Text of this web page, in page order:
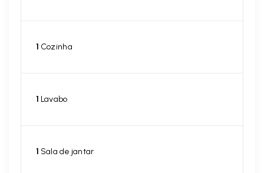
1 Cozinha
1 Lavabo
1 Sala de jantar